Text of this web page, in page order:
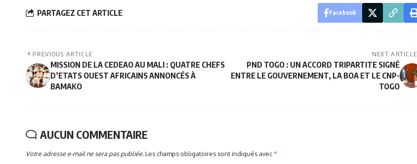
PARTAGEZ CET ARTICLE Facebook
PREVIOUS ARTICLE
MISSION DE LA CEDEAO AU MALI : QUATRE CHEFS
D’ETATS OUEST AFRICAINS ANNONCÉS À
BAMAKO
NEXT ARTICLE
PND TOGO : UN ACCORD TRIPARTITE SIGNÉ
ENTRE LE GOUVERNEMENT, LA BOA ET LE CNP-
TOGO
AUCUN COMMENTAIRE
Votre adresse e-mail ne sera pas publiée.Les champs obligatoires sont indiqués avec*